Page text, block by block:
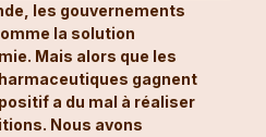
les gouvernements
la solution
Mais alors que les
gagnent
a du mal à réaliser
Nous avons